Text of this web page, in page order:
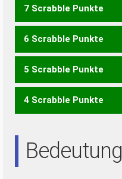
7 Scrabble Punkte
BARG
6 Scrabble Punkte
AGB GAB
5 Scrabble Punkte
BAR
4 Scrabble Punkte
Bedeutung